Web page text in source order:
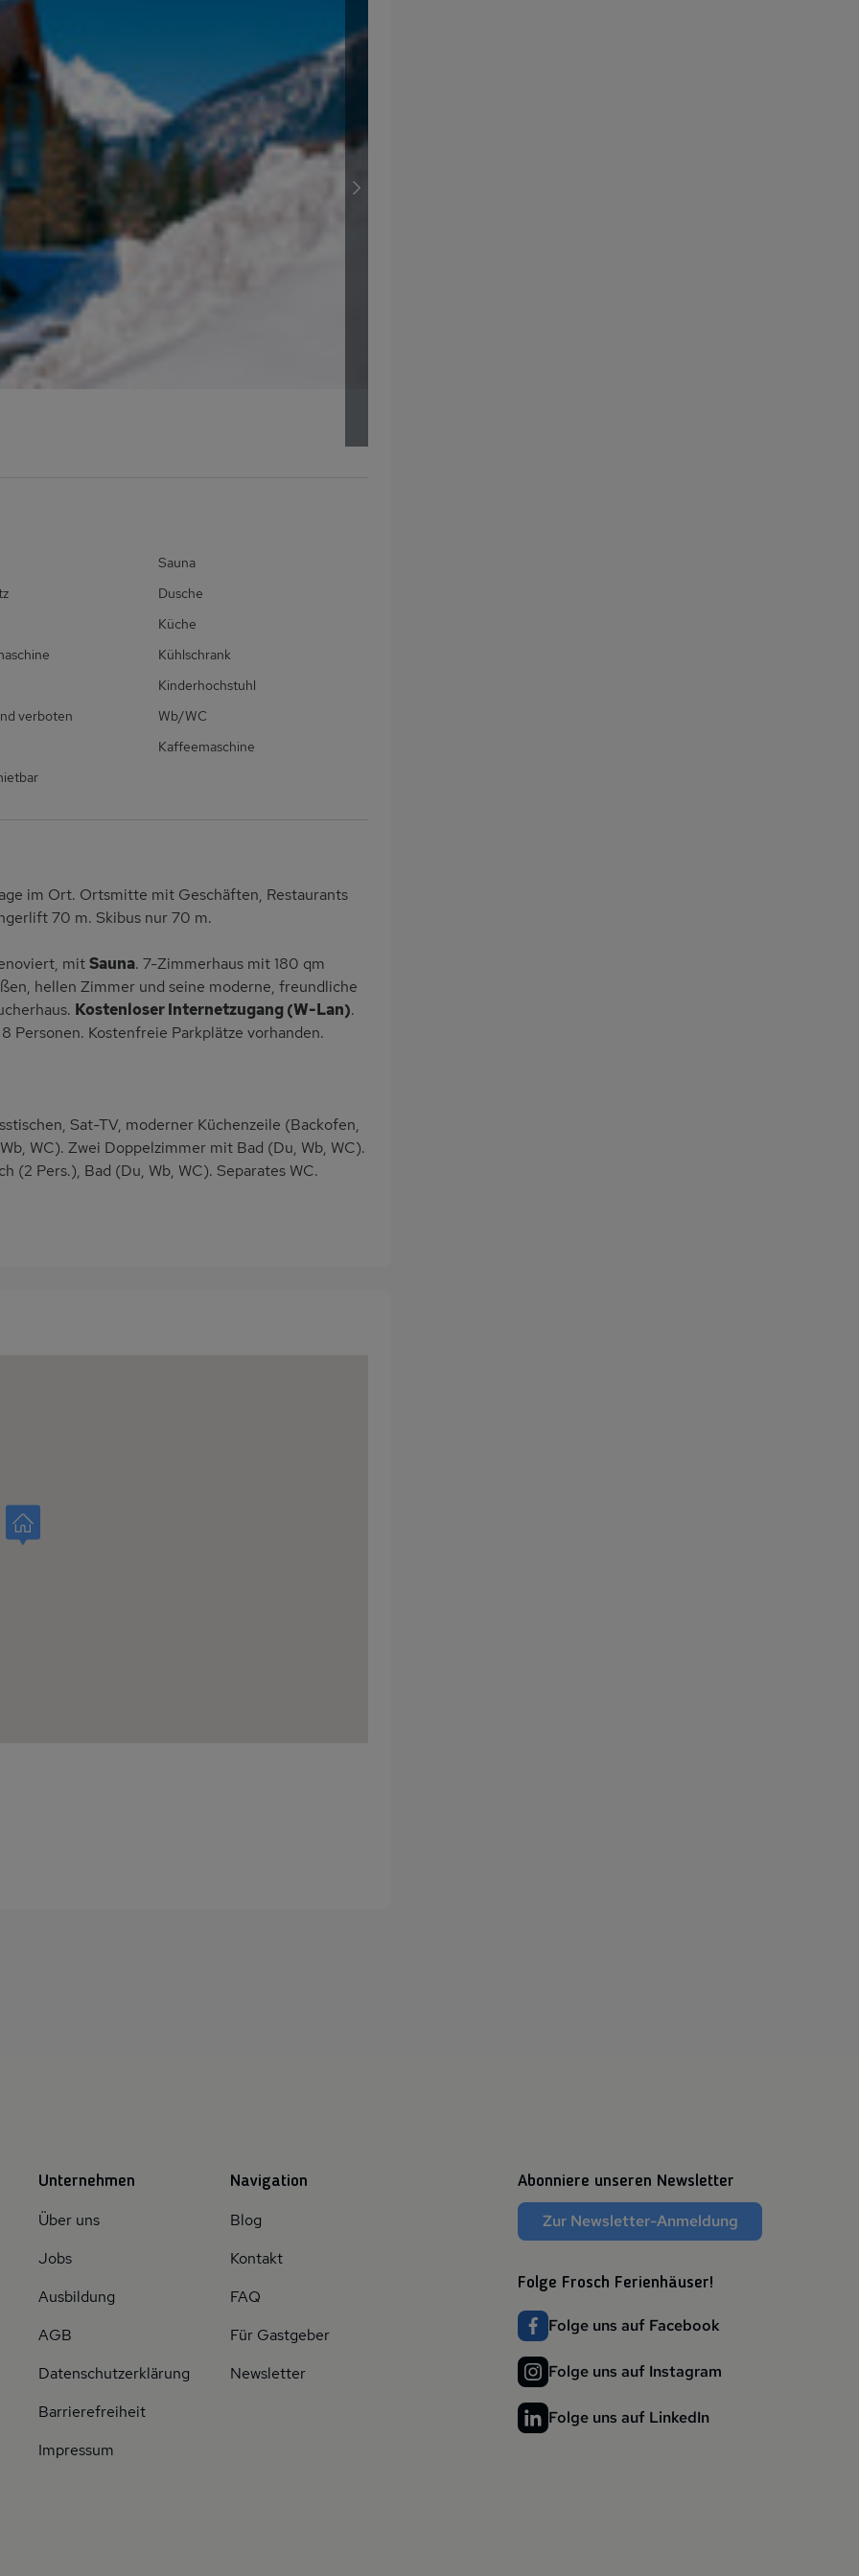
Sauna
Dusche
Küche
Kühlschrank
Kinderhochstuhl
verboten
Wb/WC
Kaffeemaschine
im Ort. Ortsmitte mit Geschäften, Restaurants
70 m. Skibus nur 70 m.
mitSauna. 7-Zimmerhaus mit 180 qm
hellen Zimmer und seine moderne, freundliche
Kostenloser Internetzugang (W-Lan).
Personen. Kostenfreie Parkplätze vorhanden.
Sat-TV, moderner Küchenzeile (Backofen,
WC). Zwei Doppelzimmer mit Bad (Du, Wb, WC).
Pers.), Bad (Du, Wb, WC). Separates WC.
Unternehmen
Über uns
Jobs
Ausbildung
AGB
Datenschutzerklärung
Barrierefreiheit
Impressum
Navigation
Blog
Kontakt
FAQ
Für Gastgeber
Newsletter
Abonniere unseren Newsletter
Zur Newsletter-Anmeldung
Folge Frosch Ferienhäuser!
Folge uns auf Facebook
Folge uns auf Instagram
Folge uns auf LinkedIn